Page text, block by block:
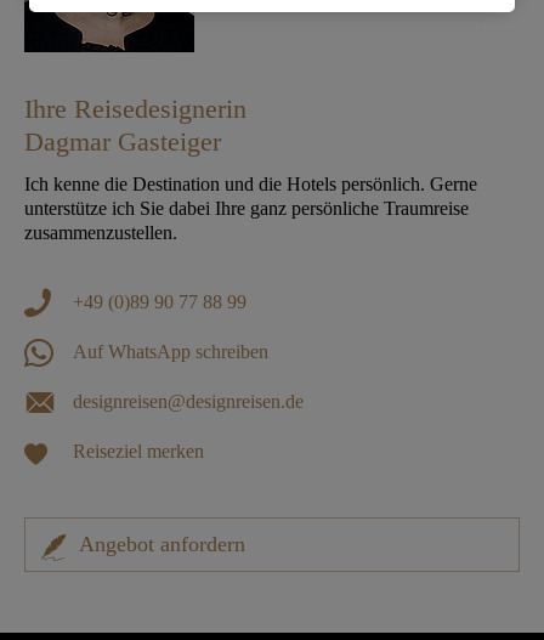
Ihre Reisedesignerin
Dagmar Gasteiger
Ich kenne die Destination und die Hotels persönlich. Gerne
unterstütze ich Sie dabei Ihre ganz persönliche Traumreise
zusammenzustellen.
+49 (0)89 90 77 88 99
Auf WhatsApp schreiben
designreisen@designreisen.de
Reiseziel merken
Angebot anfordern